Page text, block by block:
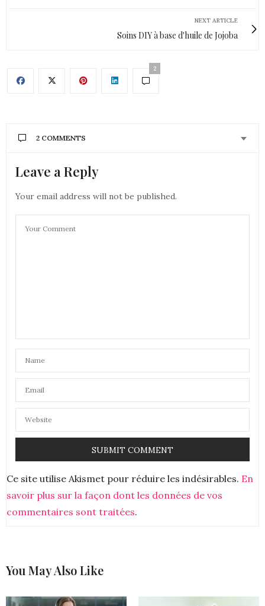
NEXT ARTICLE
Soins DIY à base d'huile de Jojoba
2
2 COMMENTS
AURÉLIE - MOUNETTE
13 JANVIER 2020 À 13 H 18 MIN
Ah non, j’avais pas vu que t’avais changé! Bonne
année ma belle
bisous
Aurélie
25 JANVIER 2020 À 6 H 54 MIN
Leave a Reply
Your email address will not be published.
Ce site utilise Akismet pour réduire les indésirables. En
savoir plus sur la façon dont les données de vos
commentaires sont traitées.
You May Also Like